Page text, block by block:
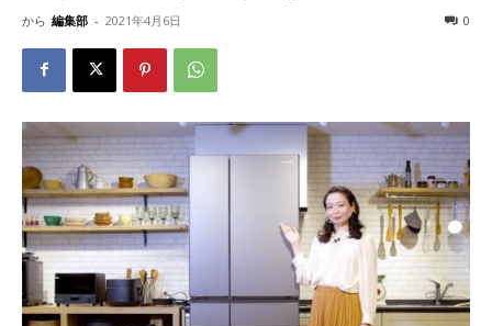
から 編集部 - 2021年4月6日 0